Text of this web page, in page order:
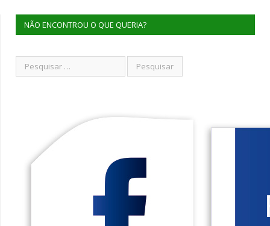
NÃO ENCONTROU O QUE QUERIA?